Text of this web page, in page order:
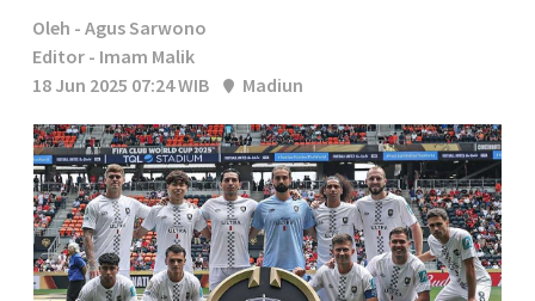
Oleh - Agus Sarwono
Editor - Imam Malik
18 Jun 2025 07:24 WIB
Madiun